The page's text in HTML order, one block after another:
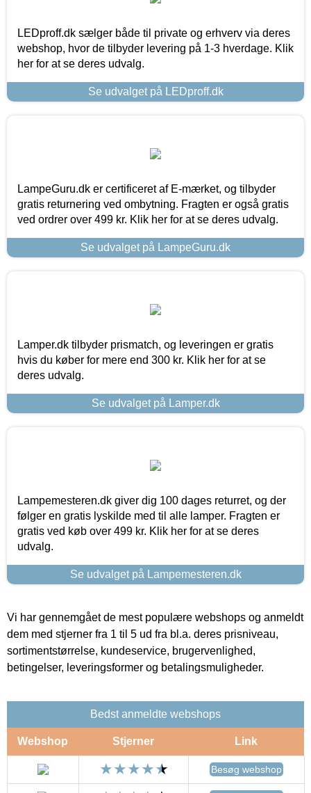
LEDproff.dk sælger både til private og erhverv via deres
webshop, hvor de tilbyder levering på 1-3 hverdage. Klik
her for at se deres udvalg.
Se udvalget på LEDproff.dk
LampeGuru.dk er certificeret af E-mærket, og tilbyder
gratis returnering ved ombytning. Fragten er også gratis
ved ordrer over 499 kr. Klik her for at se deres udvalg.
Se udvalget på LampeGuru.dk
Lamper.dk tilbyder prismatch, og leveringen er gratis
hvis du køber for mere end 300 kr. Klik her for at se
deres udvalg.
Se udvalget på Lamper.dk
Lampemesteren.dk giver dig 100 dages returret, og der
følger en gratis lyskilde med til alle lamper. Fragten er
gratis ved køb over 499 kr. Klik her for at se deres
udvalg.
Se udvalget på Lampemesteren.dk
Vi har gennemgået de mest populære webshops og anmeldt
dem med stjerner fra 1 til 5 ud fra bl.a. deres prisniveau,
sortimentstørrelse, kundeservice, brugervenlighed,
betingelser, leveringsformer og betalingsmuligheder.
Bedst anmeldte webshops
Webshop Stjerner Link
Besøg webshop